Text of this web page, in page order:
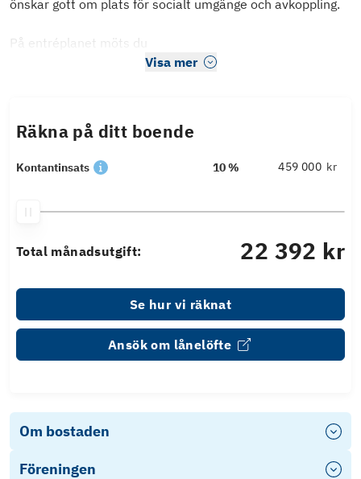
önskar gott om plats för socialt umgänge och avkoppling.
På entréplanet möts du
Visa mer
Räkna på ditt boende
Kontantinsats 10 % kr
Total månadsutgift: 22 392 kr
Se hur vi räknat
Ansök om lånelöfte
Om bostaden
Föreningen